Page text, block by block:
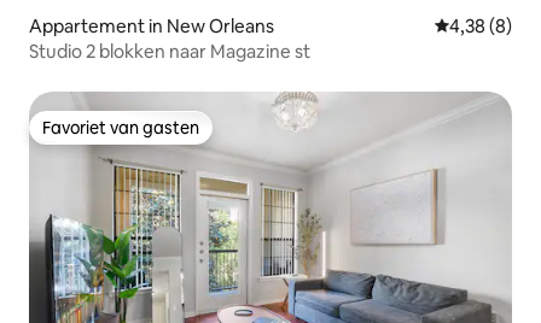
Appartement in New Orleans Gemiddelde
4,38 (8)
Studio 2 blokken naar Magazine st
Favoriet van gasten
Favoriet van gasten